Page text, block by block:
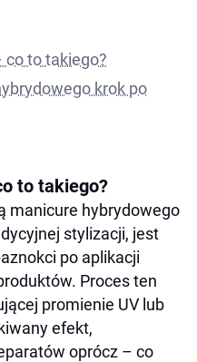
to takiego?
krok po
powinien mieć już
to takiego?
manicure hybrydowego
stylizacji, jest
po aplikacji
Proces ten
promienie UV lub
efekt,
oprócz – co